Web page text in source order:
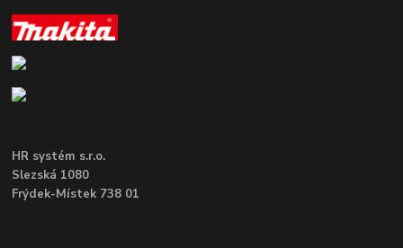
HR systém s.r.o.
Slezská 1080
Frýdek-Místek 738 01